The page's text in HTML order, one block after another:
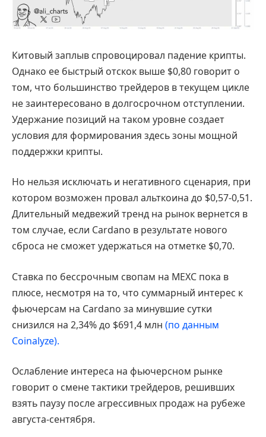
Китовый заплыв спровоцировал падение крипты.
Однако ее быстрый отскок выше $0,80 говорит о
том, что большинство трейдеров в текущем цикле
не заинтересовано в долгосрочном отступлении.
Удержание позиций на таком уровне создает
условия для формирования здесь зоны мощной
поддержки крипты.
Но нельзя исключать и негативного сценария, при
котором возможен провал альткоина до $0,57-0,51.
Длительный медвежий тренд на рынок вернется в
том случае, если Cardano в результате нового
сброса не сможет удержаться на отметке $0,70.
Ставка по бессрочным свопам на MEXC пока в
плюсе, несмотря на то, что суммарный интерес к
фьючерсам на Cardano за минувшие сутки
снизился на 2,34% до $691,4 млн (по данным
Coinalyze).
Ослабление интереса на фьючерсном рынке
говорит о смене тактики трейдеров, решивших
взять паузу после агрессивных продаж на рубеже
августа-сентября.